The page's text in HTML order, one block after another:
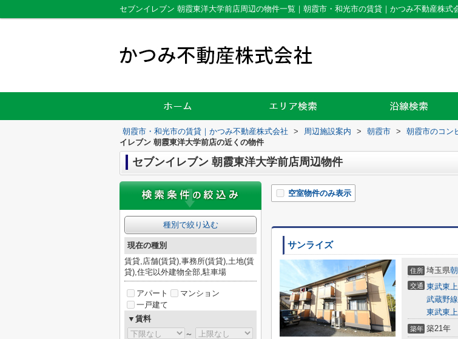
セブンイレブン 朝霞東洋大学前店周辺の物件一覧｜朝霞市・和光市の賃貸｜かつみ不動産株式
朝霞市・和光市の賃貸｜かつみ不動産株式会社 > 周辺施設案内 > 朝霞市 > 朝霞市のコン
イレブン 朝霞東洋大学前店の近くの物件
セブンイレブン 朝霞東洋大学前店周辺物件
空室物件のみ表示
サンライズ
住所 埼玉県
交通 東武東
武蔵野線
東武東
築年 築21年
種別で絞り込む
現在の種別
賃貸,店舗(賃貸),事務所(賃貸),土地(賃
貸),住宅以外建物全部,駐車場
アパート
マンション
一戸建て
▼賃料
～